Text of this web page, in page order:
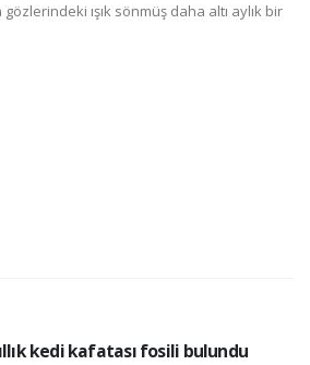
ışık sönmüş daha altı aylık bir
kedi kafatası fosili bulundu